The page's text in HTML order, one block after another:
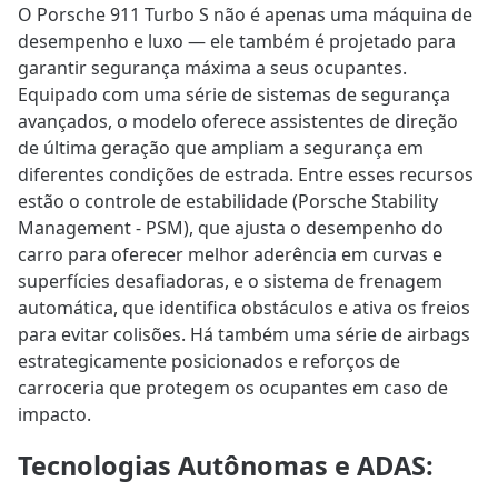
O Porsche 911 Turbo S não é apenas uma máquina de
desempenho e luxo — ele também é projetado para
garantir segurança máxima a seus ocupantes.
Equipado com uma série de sistemas de segurança
avançados, o modelo oferece assistentes de direção
de última geração que ampliam a segurança em
diferentes condições de estrada. Entre esses recursos
estão o controle de estabilidade (Porsche Stability
Management - PSM), que ajusta o desempenho do
carro para oferecer melhor aderência em curvas e
superfícies desafiadoras, e o sistema de frenagem
automática, que identifica obstáculos e ativa os freios
para evitar colisões. Há também uma série de airbags
estrategicamente posicionados e reforços de
carroceria que protegem os ocupantes em caso de
impacto.
Tecnologias Autônomas e ADAS: